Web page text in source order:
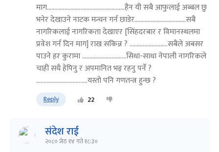
माग.....................................................हैन यी सबै आफुलाई अब्बल छु
भनेर देखाउने नाटक मन्चन गर्न छाडेर...................................सबै
नागरिकलाई नागरिकता देखाएर [सिंहदरबार र विमानस्थलमा
प्रवेश गर्न दिन माग] राख सकिन्न ? ..........................सबैले अबसर
पाउने हर कुरामा ..............................सिधा-साधा नेपाली नागरिकले
चाही सधै हेपिनु र अपमानित भइ रहनु पर्ने ?
...................................यस्तो पनि गणतन्त्र हुन्छ ?
Reply 22
संदेश राई
२०८० जेठ १४ गते १८:३०